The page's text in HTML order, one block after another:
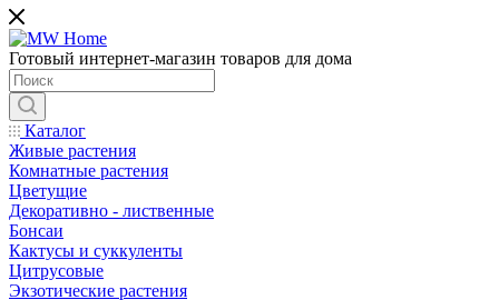
Готовый интернет-магазин товаров для дома
Каталог
Живые растения
Комнатные растения
Цветущие
Декоративно - лиственные
Бонсаи
Кактусы и суккуленты
Цитрусовые
Экзотические растения